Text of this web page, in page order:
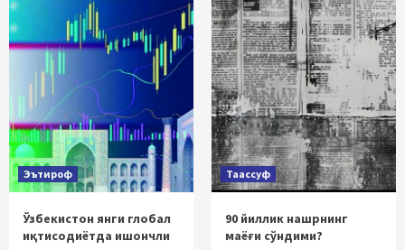
Эътироф
Ўзбекистон янги глобал
иқтисодиётда ишончли
Таассуф
90 йиллик нашрнинг
маёғи сўндими?